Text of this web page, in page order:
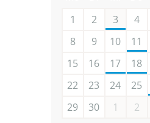
1
2 3 4
8
9 10 11
15
16 17 18
22
23 24 25
29
30 1 2